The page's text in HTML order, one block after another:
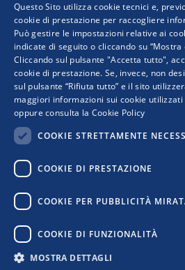
Progetto realizzato
I punti di vista e le opinioni espresse sono solo
necessariamente quelli dell’Unione Europea o della
Privacy Policy|Cookie Policy
Questo Sito utilizza cookie tecnici e,
cookie di prestazione per raccogliere
Può gestire le impostazioni relative ai
indicate di seguito o cliccando su “Mostra
Cliccando sul pulsante "Accetta tutto",
cookie di prestazione. Se, invece, non
sul pulsante “Rifiuta tutto” e il sito
maggiori informazioni sui cookie utilizzati
oppure consulta la Cookie Policy
COOKIE STRETTAMENTE
COOKIE DI PRESTAZIONE
COOKIE PER PUBBLICITÀ
COOKIE DI FUNZIONALITÀ
MOSTRA DETTAGLI